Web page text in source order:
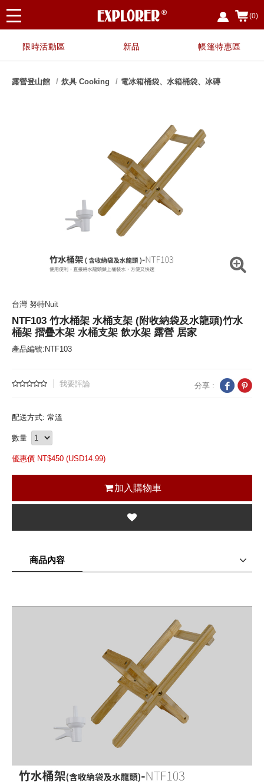
(0)
限時活動區 新品 帳篷特惠區
露營登山館 炊具 Cooking 電冰箱桶袋、水箱桶袋、冰磚
台灣 努特Nuit
NTF103 竹水桶架 水桶支架 (附收納袋及水龍頭)竹水
桶架 摺疊木架 水桶支架 飲水架 露營 居家
產品編號:NTF103
我要評論 分享 :
配送方式: 常溫
數量
優惠價 NT$450 (USD14.99)
加入購物車
商品內容